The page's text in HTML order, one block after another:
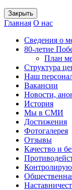
Закрыть
Главная О нас
Сведения о
80-летие
План
Структура
Наш
Вакансии
Новости,
История
Мы в СМИ
Достижения
Фотогалерея
Отзывы
Качество и